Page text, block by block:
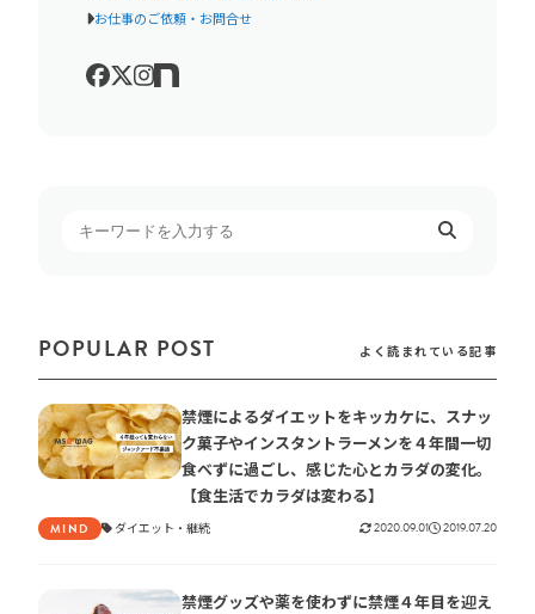
お仕事のご依頼・お問合せ
POPULAR POST よく読まれている記事
禁煙によるダイエットをキッカケに、スナッ
ク菓子やインスタントラーメンを４年間一切
食べずに過ごし、感じた心とカラダの変化。
【食生活でカラダは変わる】
MIND ダイエット 継続 2020.09.01 2019.07.20
禁煙グッズや薬を使わずに禁煙４年目を迎え